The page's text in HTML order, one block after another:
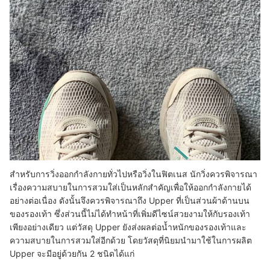
สำหรับการวิ่งออกกำลังกายทั่วไปหรือวิ่งในฟิตเนส นักวิ่งควรพิจารณา
เรื่องความสบายในการสวมใส่เป็นหลักสำคัญเพื่อให้ออกกำลังกายได้
อย่างต่อเนื่อง ดังนั้นจึงควรพิจารณาถึง Upper ที่เป็นส่วนผ้าด้านบน
ของรองเท้า ซึ่งส่วนนี้ไม่ได้ทำหน้าที่เพิ่มดีไซน์สวยงามให้กับรองเท้า
เพียงอย่างเดียว แต่วัสดุ Upper ยังส่งผลต่อน้ำหนักของรองเท้าและ
ความสบายในการสวมใส่อีกด้วย โดยวัสดุที่นิยมนำมาใช้ในการผลิต
Upper จะมีอยู่ด้วยกัน 2 ชนิดได้แก่